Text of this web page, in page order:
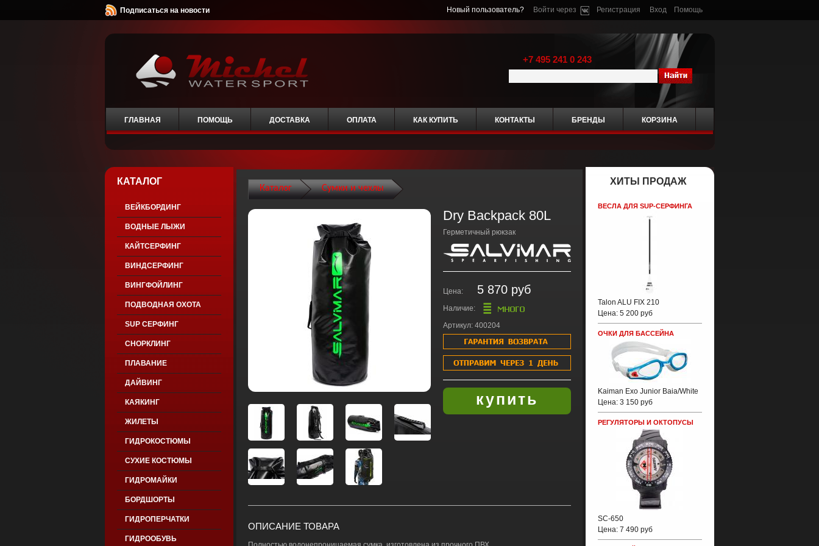
Подписаться на новости Новый пользователь? Войти через Регистрация Вход Помощь
+7 495 241 0 243
ГЛАВНАЯ ПОМОЩЬ ДОСТАВКА ОПЛАТА КАК КУПИТЬ КОНТАКТЫ БРЕНДЫ КОРЗИНА
КАТАЛОГ
ВЕЙКБОРДИНГ
ВОДНЫЕ ЛЫЖИ
КАЙТСЕРФИНГ
ВИНДСЕРФИНГ
ВИНГФОЙЛИНГ
ПОДВОДНАЯ ОХОТА
SUP СЕРФИНГ
СНОРКЛИНГ
ПЛАВАНИЕ
ДАЙВИНГ
КАЯКИНГ
ЖИЛЕТЫ
ГИДРОКОСТЮМЫ
СУХИЕ КОСТЮМЫ
ГИДРОМАЙКИ
БОРДШОРТЫ
ГИДРОПЕРЧАТКИ
ГИДРООБУВЬ
ХИТЫ ПРОДАЖ
ВЕСЛА ДЛЯ SUP-СЕРФИНГА
Talon ALU FIX 210
Цена: 5 200 руб
ОЧКИ ДЛЯ БАССЕЙНА
Kaiman Exo Junior Baia/White
Цена: 3 150 руб
РЕГУЛЯТОРЫ И ОКТОПУСЫ
SC-650
Цена: 7 490 руб
Каталог Сумки и чехлы
Dry Backpack 80L
Герметичный рюкзак
Цена: 5 870 руб
Наличие:
Артикул: 400204
ОПИСАНИЕ ТОВАРА